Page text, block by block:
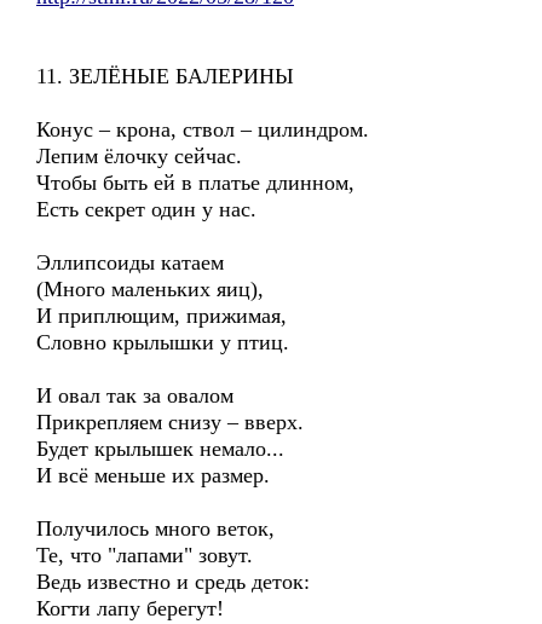
11. ЗЕЛЁНЫЕ БАЛЕРИНЫ
Конус – крона, ствол – цилиндром.
Лепим ёлочку сейчас.
Чтобы быть ей в платье длинном,
Есть секрет один у нас.
Эллипсоиды катаем
(Много маленьких яиц),
И приплющим, прижимая,
Словно крылышки у птиц.
И овал так за овалом
Прикрепляем снизу – вверх.
Будет крылышек немало...
И всё меньше их размер.
Получилось много веток,
Те, что "лапами" зовут.
Ведь известно и средь деток:
Когти лапу берегут!